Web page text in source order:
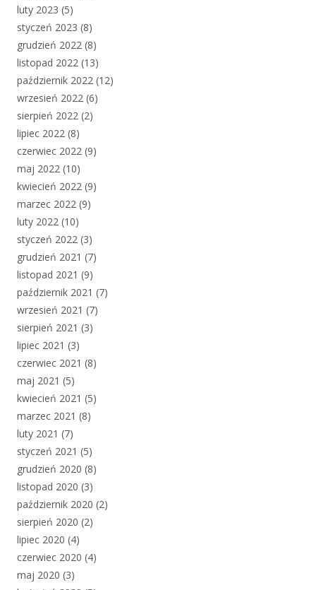
luty 2023 (5)
styczeń 2023 (8)
grudzień 2022 (8)
listopad 2022 (13)
październik 2022 (12)
wrzesień 2022 (6)
sierpień 2022 (2)
lipiec 2022 (8)
czerwiec 2022 (9)
maj 2022 (10)
kwiecień 2022 (9)
marzec 2022 (9)
luty 2022 (10)
styczeń 2022 (3)
grudzień 2021 (7)
listopad 2021 (9)
październik 2021 (7)
wrzesień 2021 (7)
sierpień 2021 (3)
lipiec 2021 (3)
czerwiec 2021 (8)
maj 2021 (5)
kwiecień 2021 (5)
marzec 2021 (8)
luty 2021 (7)
styczeń 2021 (5)
grudzień 2020 (8)
listopad 2020 (3)
październik 2020 (2)
sierpień 2020 (2)
lipiec 2020 (4)
czerwiec 2020 (4)
maj 2020 (3)